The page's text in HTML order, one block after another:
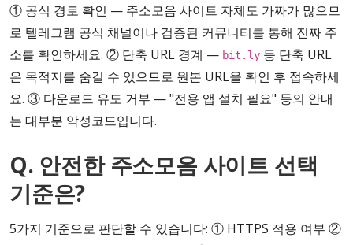
① 공식 경로 확인 — 주소모음 사이트 자체도 가짜가 많으므
로 텔레그램 공식 채널이나 검증된 커뮤니티를 통해 진짜 주
소를 확인하세요. ② 단축 URL 경계 — bit.ly 등 단축 URL
은 목적지를 숨길 수 있으므로 원본 URL을 확인 후 접속하세
요. ③ 다운로드 유도 거부 — "전용 앱 설치 필요" 등의 안내
는 대부분 악성코드입니다.
Q. 안전한 주소모음 사이트 선택
기준은?
5가지 기준으로 판단할 수 있습니다: ① HTTPS 적용 여부 ②